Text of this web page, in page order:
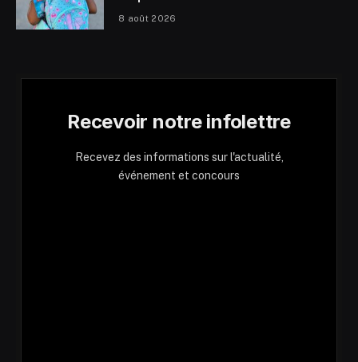
8 août 2026
Recevoir notre infolettre
Recevez des informations sur l'actualité,
événement et concours